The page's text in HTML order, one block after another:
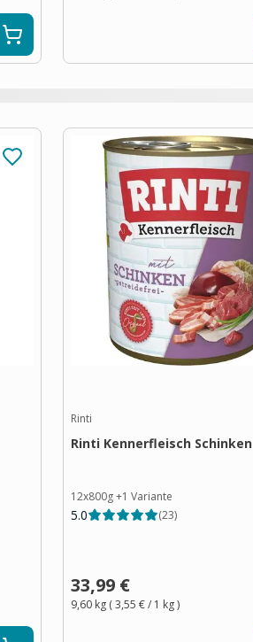
Rinti
Rinti Kennerfleisch Schinken
12x800g+1 Variante
5.0 (23)
33,99 €
9,60 kg (3,55 €/ 1 kg)